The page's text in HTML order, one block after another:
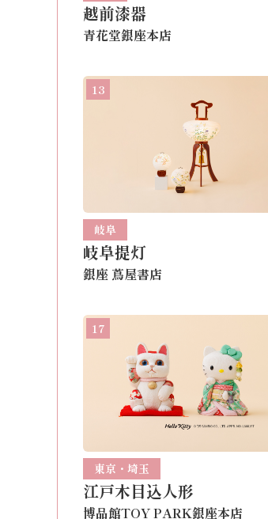
越前漆器
青花堂銀座本店
13
岐阜
岐阜提灯
銀座 蔦屋書店
17
東京・埼玉
江戸木目込人形
博品館TOY PARK銀座本店